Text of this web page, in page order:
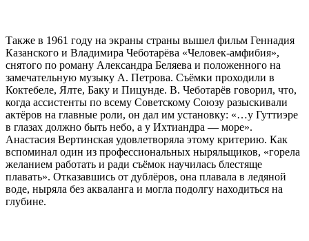
Также в 1961 году на экраны страны вышел фильм Геннадия
Казанского и Владимира Чеботарёва «Человек-амфибия»,
снятого по роману Александра Беляева и положенного на
замечательную музыку А. Петрова. Съёмки проходили в
Коктебеле, Ялте, Баку и Пицунде. В. Чеботарёв говорил, что,
когда ассистенты по всему Советскому Союзу разыскивали
актёров на главные роли, он дал им установку: «…у Гуттиэре
в глазах должно быть небо, а у Ихтиандра — море».
Анастасия Вертинская удовлетворяла этому критерию. Как
вспоминал один из профессиональных ныряльщиков, «горела
желанием работать и ради съёмок научилась блестяще
плавать». Отказавшись от дублёров, она плавала в ледяной
воде, ныряла без акваланга и могла подолгу находиться на
глубине.